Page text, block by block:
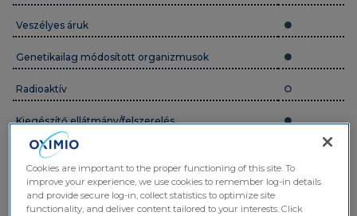
Veszélyes áruk
Genetikailag módosított organizmusok
Radioaktív
Kiegészítő ellátmány/felszerelés
Gyógyászati kannabisz termékek
Hőmérsékleti viszonyok
Cookies are important to the proper functioning of this site. To
improve your experience, we use cookies to remember log-in details
and provide secure log-in, collect statistics to optimize site
functionality, and deliver content tailored to your interests. Click